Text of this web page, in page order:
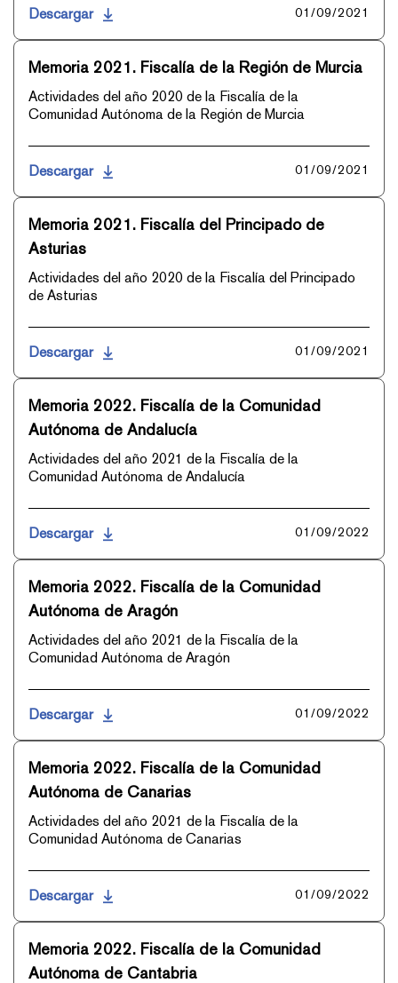
Descargar 01/09/2021
Memoria 2021. Fiscalía de la Región de Murcia
Actividades del año 2020 de la Fiscalía de la
Comunidad Autónoma de la Región de Murcia
Descargar 01/09/2021
Memoria 2021. Fiscalía del Principado de
Asturias
Actividades del año 2020 de la Fiscalía del Principado
de Asturias
Descargar 01/09/2021
Memoria 2022. Fiscalía de la Comunidad
Autónoma de Andalucía
Actividades del año 2021 de la Fiscalía de la
Comunidad Autónoma de Andalucía
Descargar 01/09/2022
Memoria 2022. Fiscalía de la Comunidad
Autónoma de Aragón
Actividades del año 2021 de la Fiscalía de la
Comunidad Autónoma de Aragón
Descargar 01/09/2022
Memoria 2022. Fiscalía de la Comunidad
Autónoma de Canarias
Actividades del año 2021 de la Fiscalía de la
Comunidad Autónoma de Canarias
Descargar 01/09/2022
Memoria 2022. Fiscalía de la Comunidad
Autónoma de Cantabria